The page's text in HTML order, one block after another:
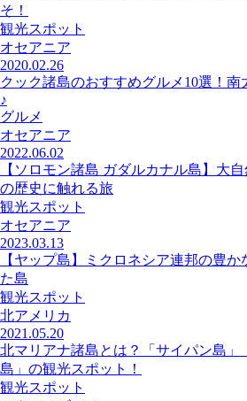
そ！
観光スポット
オセアニア
2020.02.26
クック諸島のおすすめグルメ10選！南
♪
グルメ
オセアニア
2022.06.02
【ソロモン諸島 ガダルカナル島】大
の歴史に触れる旅
観光スポット
オセアニア
2023.03.13
【ヤップ島】ミクロネシア連邦の豊
た島
観光スポット
北アメリカ
2021.05.20
北マリアナ諸島とは？「サイパン島」
島」の観光スポット！
観光スポット